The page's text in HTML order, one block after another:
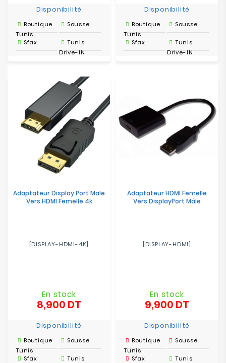
Disponibilité
Boutique
Tunis
Sousse
Sfax
Tunis
Drive-IN
Disponibilité
Boutique
Tunis
Sousse
Sfax
Tunis
Drive-IN
Adaptateur Display Port Male
Vers HDMI Femelle 4k
[DISPLAY-HDMI-4K]
En stock
8,900 DT
Disponibilité
Boutique
Tunis
Sousse
Sfax
Tunis
Adaptateur HDMI Femelle
Vers DisplayPort Mâle
[DISPLAY-HDMI]
En stock
9,900 DT
Disponibilité
Boutique
Tunis
Sousse
Sfax
Tunis